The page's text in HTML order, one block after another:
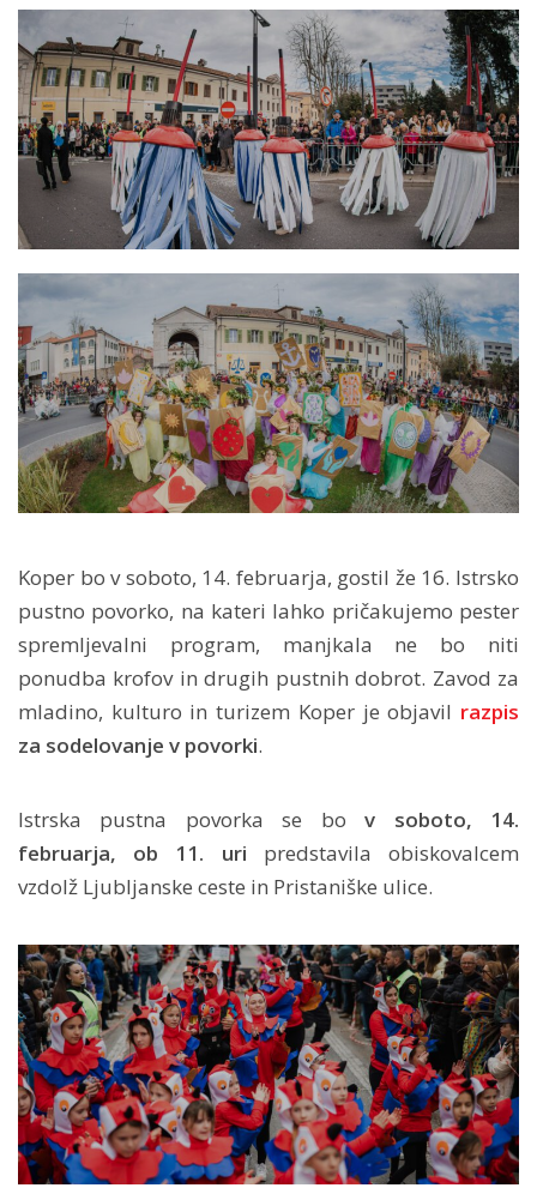
Koper bo v soboto, 14. februarja, gostil že 16. Istrsko
pustno povorko, na kateri lahko pričakujemo pester
spremljevalni program, manjkala ne bo niti
ponudba krofov in drugih pustnih dobrot. Zavod za
mladino, kulturo in turizem Koper je objavil razpis
za sodelovanje v povorki.
Istrska pustna povorka se bov soboto, 14.
februarja, ob 11. uri predstavila obiskovalcem
vzdolž Ljubljanske ceste in Pristaniške ulice.